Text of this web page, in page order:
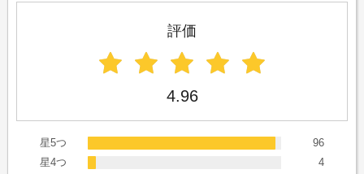
評価
4.96
星5つ
96
星4つ
4